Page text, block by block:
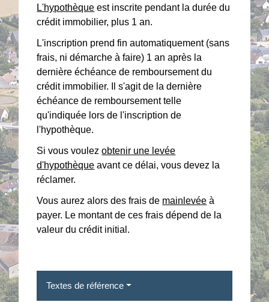
L'hypothèque est inscrite pendant la durée du
crédit immobilier, plus 1 an.
L'inscription prend fin automatiquement (sans
frais, ni démarche à faire) 1 an après la
dernière échéance de remboursement du
crédit immobilier. Il s'agit de la dernière
échéance de remboursement telle
qu'indiquée lors de l'inscription de
l'hypothèque.
Si vous voulezobtenir une levée
d'hypothèque avant ce délai, vous devez la
réclamer.
Vous aurez alors des frais de mainlevée à
payer. Le montant de ces frais dépend de la
valeur du crédit initial.
Textes de référence